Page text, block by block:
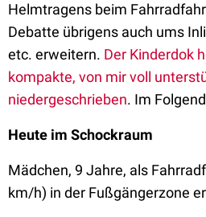
Helmtragens beim
Debatte übrigens auch ums
etc. erweitern. Der Kinderdok
kompakte, von mir voll
niedergeschrieben. Im
Heute im Schockraum
Mädchen, 9 Jahre, als
km/h) in der Fußgängerzone